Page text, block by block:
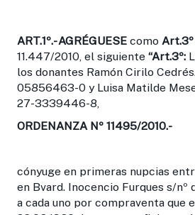
ART.1º.-AGRÉGUESE como Art.3º
11.447/2010, el siguiente “Art.3º:
los donantes Ramón Cirilo
05856463-0 y Luisa Matilde
27-3339446-8,
ORDENANZA Nº 11495/2010.-
cónyuge en primeras nupcias
en Bvard. Inocencio Furques s/nº
a cada uno por compraventa que